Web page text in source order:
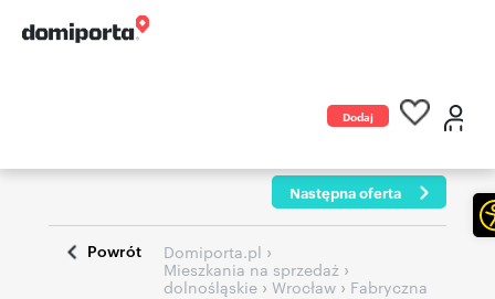
Dodaj
Następna oferta
Powrót Domiporta.pl ›
Mieszkania na sprzedaż ›
dolnośląskie › Wrocław › Fabryczna